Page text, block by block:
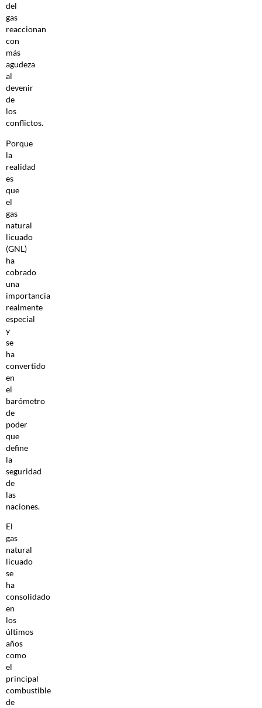
del
gas
reaccionan
con
más
agudeza
al
devenir
de
los
conflictos.
Porque
la
realidad
es
que
el
gas
natural
licuado
(GNL)
ha
cobrado
una
importancia
realmente
especial
y
se
ha
convertido
en
el
barómetro
de
poder
que
define
la
seguridad
de
las
naciones.
El
gas
natural
licuado
se
ha
consolidado
en
los
últimos
años
como
el
principal
combustible
de